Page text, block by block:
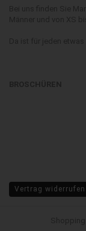
Vertrag widerrufen